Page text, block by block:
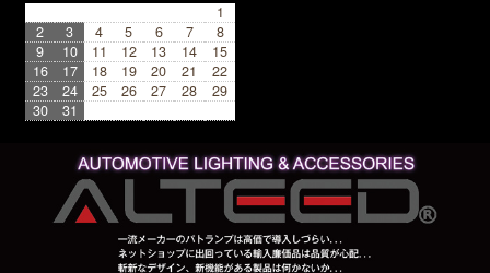
1
2
3 4 5 6 7
8
9
10 11 12 13 14
15
16
17 18 19 20 21
22
23
24 25 26 27 28
29
30
31